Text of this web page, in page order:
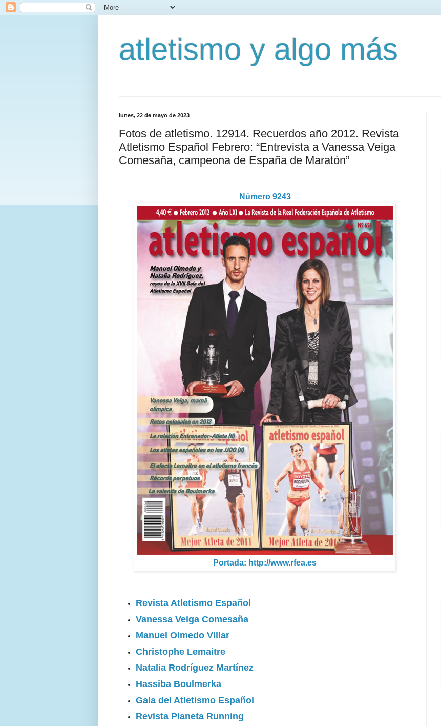
atletismo y algo más
lunes, 22 de mayo de 2023
Fotos de atletismo. 12914. Recuerdos año 2012. Revista
Atletismo Español Febrero: “Entrevista a Vanessa Veiga
Comesaña, campeona de España de Maratón”
Número 9243
Portada: http://www.rfea.es
Revista Atletismo Español
Vanessa Veiga Comesaña
Manuel Olmedo Villar
Christophe Lemaitre
Natalia Rodríguez Martínez
Hassiba Boulmerka
Gala del Atletismo Español
Revista Planeta Running